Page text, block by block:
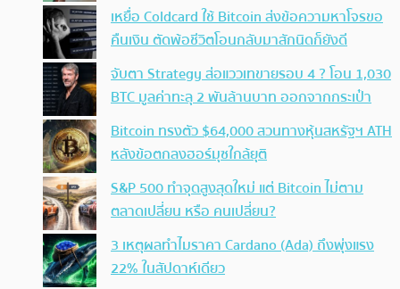
เหยื่อ Coldcard ใช้ Bitcoin ส่งข้อความหาโจรขอ
คืนเงิน ตัดพ้อชีวิตโอนกลับมาสักนิดก็ยังดี
จับตา Strategy ส่อแววเทขายรอบ 4 ? โอน 1,030
BTC มูลค่าทะลุ 2 พันล้านบาท ออกจากกระเป๋า
Bitcoin ทรงตัว $64,000 สวนทางหุ้นสหรัฐฯ ATH
หลังข้อตกลงฮอร์มุซใกล้ยุติ
S&P 500 ทำจุดสูงสุดใหม่ แต่ Bitcoin ไม่ตาม
ตลาดเปลี่ยน หรือ คนเปลี่ยน?
3 เหตุผลทำไมราคา Cardano (Ada) ถึงพุ่งแรง
22% ในสัปดาห์เดียว